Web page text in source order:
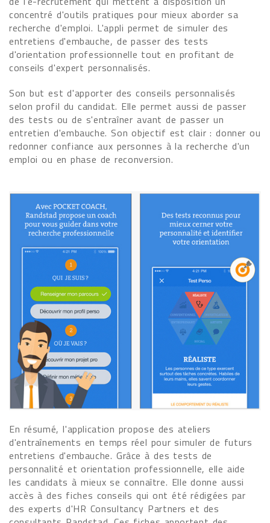
concentré d'outils pratiques pour mieux aborder sa
recherche d'emploi. L'appli permet de simuler des
entretiens d'embauche, de passer des tests
d'orientation professionnelle tout en profitant de
conseils d'expert personnalisés.
Son but est d'apporter des conseils personnalisés
selon profil du candidat. Elle permet aussi de passer
des tests ou de s'entraîner avant de passer un
entretien d'embauche. Son objectif est clair : donner ou
redonner confiance aux personnes à la recherche d'un
emploi ou en phase de reconversion.
En résumé, l'application propose des ateliers
d'entraînements en temps réel pour simuler de futurs
entretiens d'embauche. Grâce à des tests de
personnalité et orientation professionnelle, elle aide
les candidats à mieux se connaître. Elle donne aussi
accès à des fiches conseils qui ont été rédigées par
des experts d'HR Consultancy Partners et des